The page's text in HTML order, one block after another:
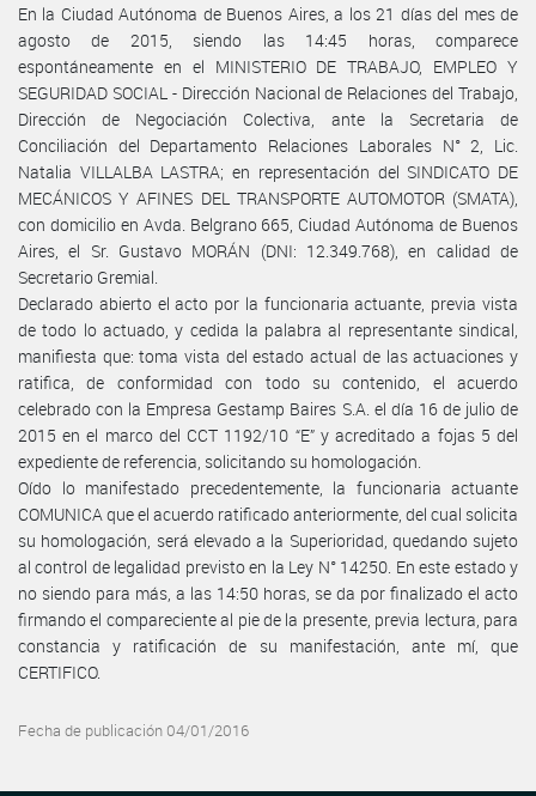
En la Ciudad Autónoma de Buenos Aires, a los 21 días del mes de
agosto de 2015, siendo las 14:45 horas, comparece
espontáneamente en el MINISTERIO DE TRABAJO, EMPLEO Y
SEGURIDAD SOCIAL - Dirección Nacional de Relaciones del Trabajo,
Dirección de Negociación Colectiva, ante la Secretaria de
Conciliación del Departamento Relaciones Laborales N° 2, Lic.
Natalia VILLALBA LASTRA; en representación del SINDICATO DE
MECÁNICOS Y AFINES DEL TRANSPORTE AUTOMOTOR (SMATA),
con domicilio en Avda. Belgrano 665, Ciudad Autónoma de Buenos
Aires, el Sr. Gustavo MORÁN (DNI: 12.349.768), en calidad de
Secretario Gremial.
Declarado abierto el acto por la funcionaria actuante, previa vista
de todo lo actuado, y cedida la palabra al representante sindical,
manifiesta que: toma vista del estado actual de las actuaciones y
ratifica, de conformidad con todo su contenido, el acuerdo
celebrado con la Empresa Gestamp Baires S.A. el día 16 de julio de
2015 en el marco del CCT 1192/10 “E” y acreditado a fojas 5 del
expediente de referencia, solicitando su homologación.
Oído lo manifestado precedentemente, la funcionaria actuante
COMUNICA que el acuerdo ratificado anteriormente, del cual solicita
su homologación, será elevado a la Superioridad, quedando sujeto
al control de legalidad previsto en la Ley N° 14250. En este estado y
no siendo para más, a las 14:50 horas, se da por finalizado el acto
firmando el compareciente al pie de la presente, previa lectura, para
constancia y ratificación de su manifestación, ante mí, que
CERTIFICO.
Fecha de publicación 04/01/2016